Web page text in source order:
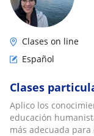
Clases on line
Español
Clases
Aplico los
educación
más adecuada para